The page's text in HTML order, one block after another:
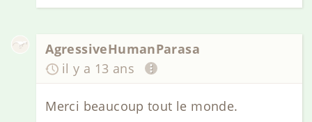
AgressiveHumanParasa
il y a 13 ans
Merci beaucoup tout le monde.